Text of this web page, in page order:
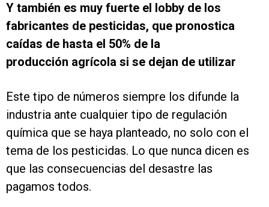
Y también es muy fuerte el lobby de los
fabricantes de pesticidas, que pronostica
caídas de hasta el 50% de la
producción agrícola si se dejan de utilizar
Este tipo de números siempre los difunde la
industria ante cualquier tipo de regulación
química que se haya planteado, no solo con el
tema de los pesticidas. Lo que nunca dicen es
que las consecuencias del desastre las
pagamos todos.